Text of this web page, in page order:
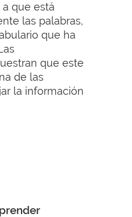
a que está
las palabras,
que ha
que este
de las
la información